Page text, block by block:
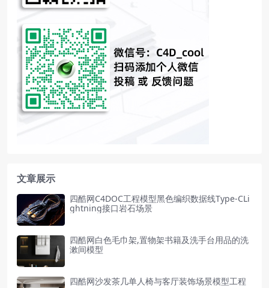
文章展示
四酷网C4DOC工程模型黑色编织数据线Type-CLi
ghtning接口岩石场景
四酷网白色毛巾架,置物架书籍及洗手台用品的洗
漱间模型
四酷网沙发茶几单人椅与客厅装饰场景模型工程